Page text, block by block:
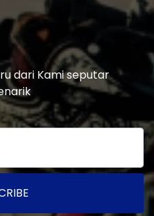
dari Kami seputar